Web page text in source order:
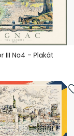
III No4 - Plakát